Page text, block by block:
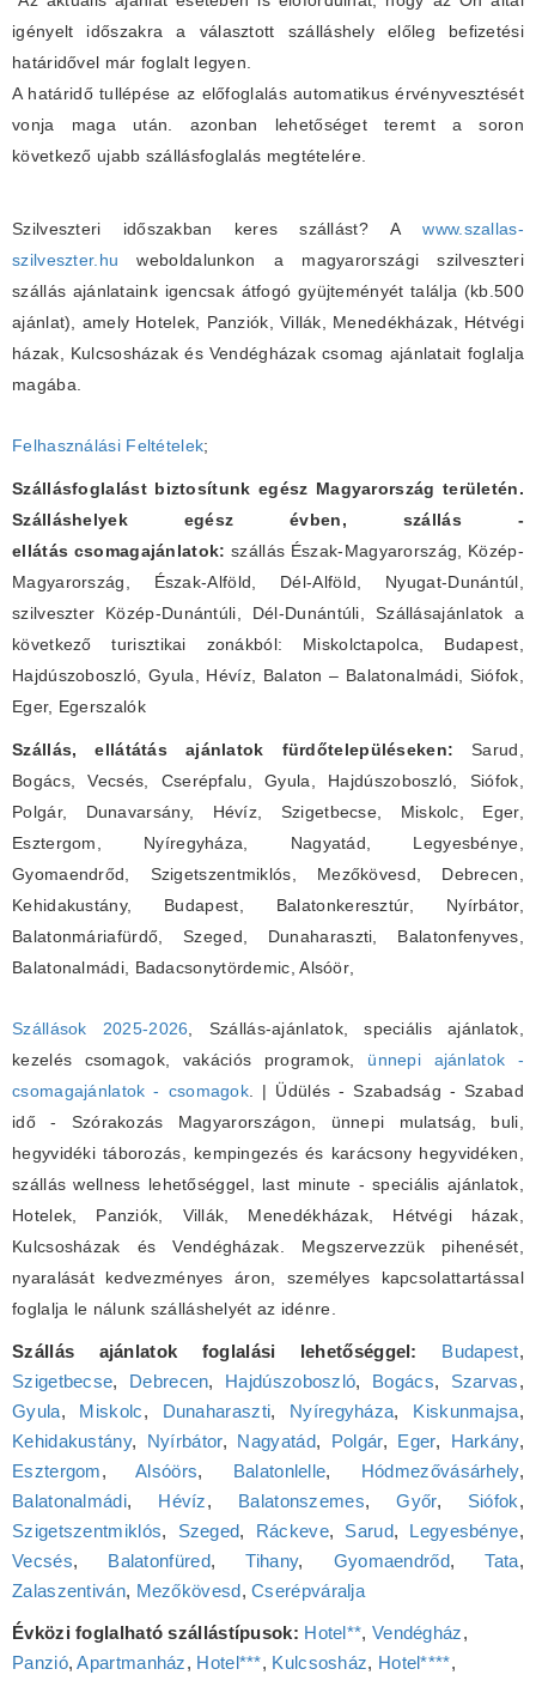
igényelt időszakra a választott szálláshely előleg befizetési
határidővel már foglalt legyen.
A határidő tullépése az előfoglalás automatikus érvényvesztését
vonja maga után. azonban lehetőséget teremt a soron
következő ujabb szállásfoglalás megtételére.
Szilveszteri időszakban keres szállást? Awww.szallas-
szilveszter.hu weboldalunkon a magyarországi szilveszteri
szállás ajánlataink igencsak átfogó gyüjteményét találja (kb.500
ajánlat), amely Hotelek, Panziók, Villák, Menedékházak, Hétvégi
házak, Kulcsosházak és Vendégházak csomag ajánlatait foglalja
magába.
Felhasználási Feltételek;
Szállásfoglalást biztosítunk egész Magyarország területén.
Szálláshelyek egész évben, szállás -
ellátás csomagajánlatok: szállás Észak-Magyarország, Közép-
Magyarország, Észak-Alföld, Dél-Alföld, Nyugat-Dunántúl,
szilveszter Közép-Dunántúli, Dél-Dunántúli, Szállásajánlatok a
következő turisztikai zonákból: Miskolctapolca, Budapest,
Hajdúszoboszló, Gyula, Hévíz, Balaton – Balatonalmádi, Siófok,
Eger, Egerszalók
Szállás, ellátátás ajánlatok fürdőtelepüléseken:Sarud,
Bogács, Vecsés, Cserépfalu, Gyula, Hajdúszoboszló, Siófok,
Polgár, Dunavarsány, Hévíz, Szigetbecse, Miskolc, Eger,
Esztergom, Nyíregyháza, Nagyatád, Legyesbénye,
Gyomaendrőd, Szigetszentmiklós, Mezőkövesd, Debrecen,
Kehidakustány, Budapest, Balatonkeresztúr, Nyírbátor,
Balatonmáriafürdő, Szeged, Dunaharaszti, Balatonfenyves,
Balatonalmádi, Badacsonytördemic, Alsóör
Szállások 2025-2026 , Szállás-ajánlatok, speciális ajánlatok,
kezelés csomagok, vakációs programok, ünnepi ajánlatok -
csomagajánlatok - csomagok . | Üdülés - Szabadság - Szabad
idő - Szórakozás Magyarországon, ünnepi mulatság, buli,
hegyvidéki táborozás, kempingezés és karácsony hegyvidéken,
szállás wellness lehetőséggel, last minute - speciális ajánlatok,
Hotelek, Panziók, Villák, Menedékházak, Hétvégi házak,
Kulcsosházak és Vendégházak. Megszervezzük pihenését,
nyaralását kedvezményes áron, személyes kapcsolattartással
foglalja le nálunk szálláshelyét az idénre.
Szállás ajánlatok foglalási lehetőséggel: Budapest,
Szigetbecse, Debrecen, Hajdúszoboszló, Bogács, Szarvas,
Gyula, Miskolc, Dunaharaszti, Nyíregyháza, Kiskunmajsa,
Kehidakustány, Nyírbátor, Nagyatád, Polgár, Eger, Harkány,
Esztergom,Alsóörs, Balatonlelle, Hódmezővásárhely,
Balatonalmádi, Hévíz, Balatonszemes,Győr, Siófok,
Szigetszentmiklós, Szeged, Ráckeve, Sarud, Legyesbénye,
Vecsés, Balatonfüred,Tihany, Gyomaendrőd,Tata,
Zalaszentiván, Mezőkövesd,Cserépváralja
Évközi foglalható szállástípusok: Hotel**, Vendégház,
Panzió,Apartmanház, Hotel***, Kulcsosház, Hotel****,